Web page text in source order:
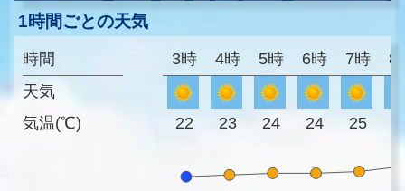
1時間ごとの天気
時間
天気
気温(℃)
3時 4時 5時 6時 7時 8
22 23 24 24 25